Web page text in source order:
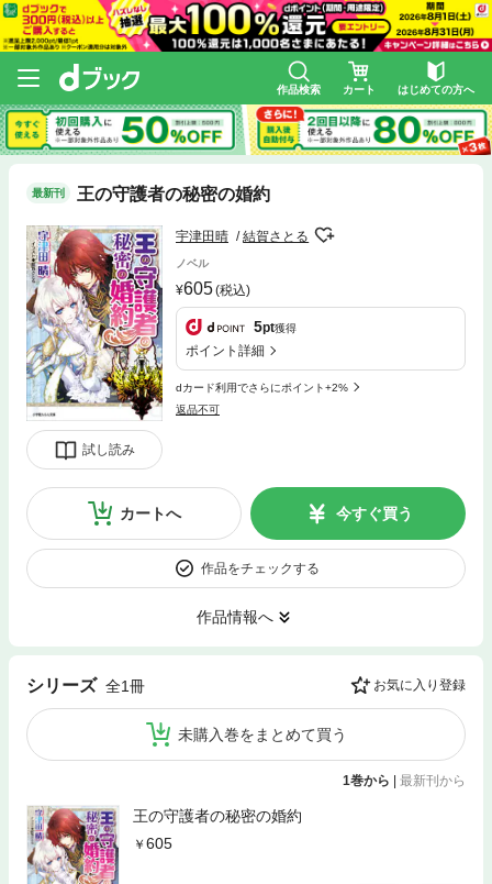
作品検索 カート はじめての方へ
最新刊 王の守護者の秘密の婚約
試し読み
宇津田晴 結賀さとる
ノベル
605(税込)
5pt獲得
ポイント詳細
dカード利用でさらにポイント+2%
返品不可
カートへ 今すぐ買う
作品をチェックする
作品情報へ
シリーズ 全1冊 お気に入り登録
未購入巻をまとめて買う
1巻から | 最新刊から
王の守護者の秘密の婚約
605